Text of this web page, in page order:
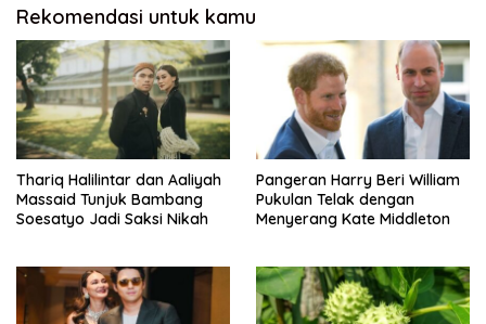
Rekomendasi untuk kamu
Thariq Halilintar dan Aaliyah
Massaid Tunjuk Bambang
Soesatyo Jadi Saksi Nikah
Pangeran Harry Beri William
Pukulan Telak dengan
Menyerang Kate Middleton